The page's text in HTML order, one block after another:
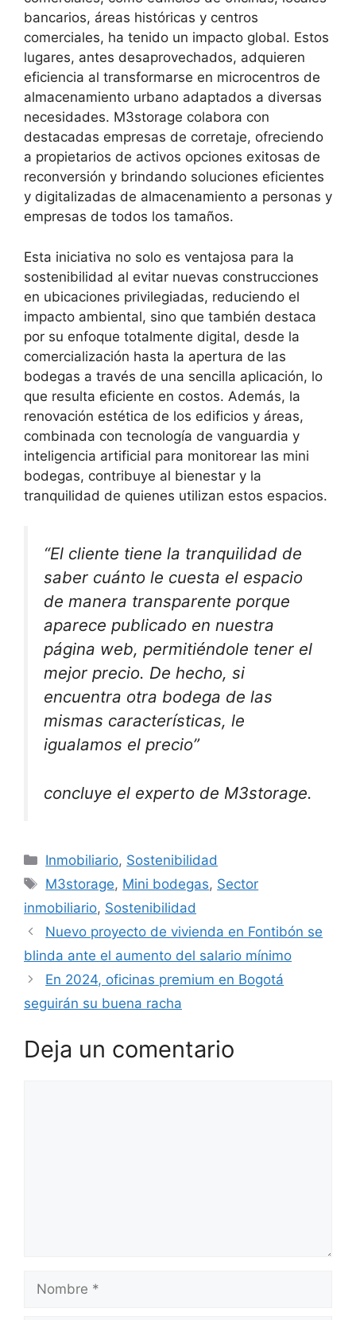
bancarios, áreas históricas y centros
comerciales, ha tenido un impacto global. Estos
lugares, antes desaprovechados, adquieren
eficiencia al transformarse en microcentros de
almacenamiento urbano adaptados a diversas
necesidades. M3storage colabora con
destacadas empresas de corretaje, ofreciendo
a propietarios de activos opciones exitosas de
reconversión y brindando soluciones eficientes
y digitalizadas de almacenamiento a personas y
empresas de todos los tamaños.
Esta iniciativa no solo es ventajosa para la
sostenibilidad al evitar nuevas construcciones
en ubicaciones privilegiadas, reduciendo el
impacto ambiental, sino que también destaca
por su enfoque totalmente digital, desde la
comercialización hasta la apertura de las
bodegas a través de una sencilla aplicación, lo
que resulta eficiente en costos. Además, la
renovación estética de los edificios y áreas,
combinada con tecnología de vanguardia y
inteligencia artificial para monitorear las mini
bodegas, contribuye al bienestar y la
tranquilidad de quienes utilizan estos espacios.
“El cliente tiene la tranquilidad de
saber cuánto le cuesta el espacio
de manera transparente porque
aparece publicado en nuestra
página web, permitiéndole tener el
mejor precio. De hecho, si
encuentra otra bodega de las
mismas características, le
igualamos el precio”
concluye el experto de M3storage.
Categorías
Inmobiliario, Sostenibilidad
Etiquetas
M3storage, Mini bodegas, Sector
inmobiliario, Sostenibilidad
Nuevo proyecto de vivienda en Fontibón se
blinda ante el aumento del salario mínimo
En 2024, oficinas premium en Bogotá
seguirán su buena racha
Deja un comentario